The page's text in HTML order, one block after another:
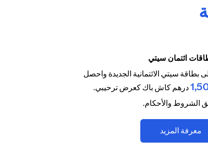
ائتمان سيتي
سيتي الائتمانية الجديدة واحصل
درهم كاش باك كعرض ترحيبي.
الشروط والأحكام.
معرفة المزيد